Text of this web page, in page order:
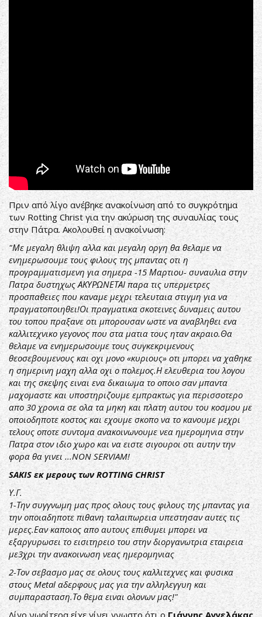
Πριν από λίγο ανέβηκε ανακοίνωση από το συγκρότημα
των Rotting Christ για την ακύρωση της συναυλίας τους
στην Πάτρα. Ακολουθεί η ανακοίνωση:
"Με μεγαλη θλιψη αλλα και μεγαλη οργη θα θελαμε να
ενημερωσουμε τους φιλους της μπαντας οτι η
προγραμματισμενη για σημερα -15 Μαρτιου- συναυλια στην
Πατρα δυστηχως ΑΚΥΡΩΝΕΤΑΙ παρα τις υπερμετρες
προσπαθειες που καναμε μεχρι τελευταια στιγμη για να
πραγματοποιηθει!Οι πραγματικα σκοτεινες δυναμεις αυτου
του τοπου πραξανε οτι μπορουσαν ωστε να αναβληθει ενα
καλλιτεχνικο γεγονος που στα ματια τους ηταν ακραιο.Θα
θελαμε να ενημερωσουμε τους συγκεκριμενους
θεοσεβουμενους και οχι μονο «κυριους» οτι μπορει να χαθηκε
η σημερινη μαχη αλλα οχι ο πολεμος.Η ελευθερια του λογου
και της σκεψης ειναι ενα δικαιωμα το οποιο σαν μπαντα
μαχομαστε και υποστηριζουμε εμπρακτως για περισσοτερο
απο 30 χρονια σε ολα τα μηκη και πλατη αυτου του κοσμου με
οποιοδηποτε κοστος και εχουμε σκοπο να το κανουμε μεχρι
τελους οποτε συντομα ανακοινωνουμε νεα ημερομηνια στην
Πατρα στον ιδιο χωρο και να ειστε σιγουροι οτι αυτην την
φορα θα γινει ...NON SERVIAM!
SAKIS εκ μερους των ROTTING CHRIST
Υ.Γ.
1-Την συγγνωμη μας προς ολους τους φιλους της μπαντας για
την οποιαδηποτε πιθανη ταλαιπωρεια υπεστησαν αυτες τις
μερες.Εαν καποιος απο αυτους επιθυμει μπορει να
εξαργυρωσει το εισιτηρειο του στην διοργανωτρια εταιρεια
με3χρι την ανακοινωση νεας ημερομηνιας
2-Τον σεβασμο μας σε ολους τους καλλιτεχνες και φυσικα
στους Metal αδερφους μας για την αλληλεγγυη και
συμπαρασταση.Το θεμα ειναι ολονων μας!"
Λίγο νωρίτερα είχε γίνει γνωστο ότι ο Γιάννης Αγγελάκας